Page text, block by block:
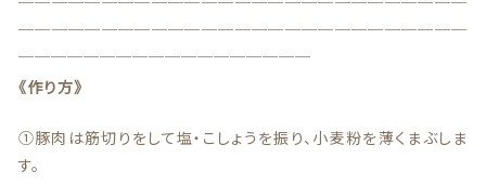
《作り方》
①豚肉は筋切りをして塩・こしょうを振り、小麦粉を薄くまぶしま
す。
お問い合わせ
看板犬こうめ YouTube